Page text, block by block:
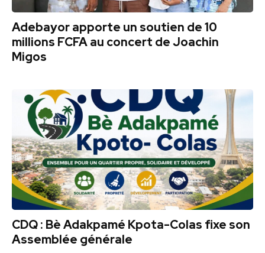
Adebayor apporte un soutien de 10
millions FCFA au concert de Joachin
Migos
CDQ : Bè Adakpamé Kpota-Colas fixe son
Assemblée générale